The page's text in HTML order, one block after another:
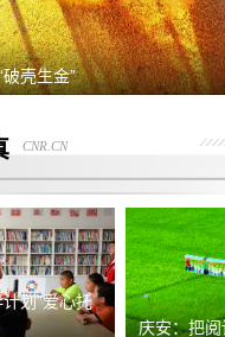
育科技有限公司虚假宣传
传汽车续航里程 要求销售及
规定实施购车流程
承诺按揭不过订金退还合同
订金不退
，未完成验车，未交钥匙，
被违规操作已完成订单
费，侵犯了消费者知情权、
，要求退还定金
壳生金”
CNR.CN
划”爱心托
庆安：把